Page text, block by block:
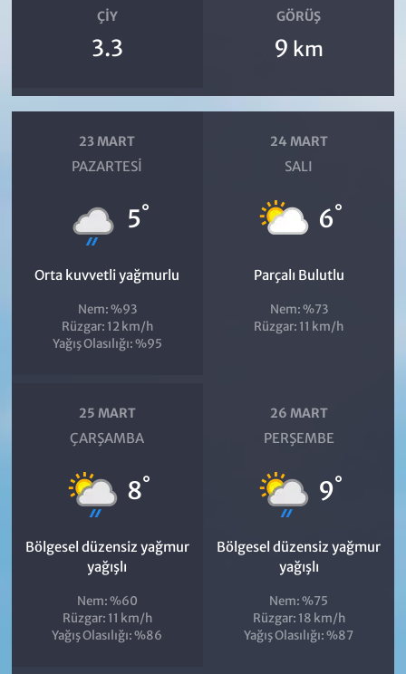
ÇIY
3.3
GÖRÜŞ
9 km
23 MART
PAZARTESI
5°
Orta kuvvetli yağmurlu
Nem: %93
Rüzgar: 12 km/h
Yağış Olasılığı: %95
24 MART
SALI
6°
Parçalı Bulutlu
Nem: %73
Rüzgar: 11 km/h
25 MART
ÇARŞAMBA
8°
Bölgesel düzensiz yağmur
yağışlı
Nem: %60
Rüzgar: 11 km/h
Yağış Olasılığı: %86
26 MART
PERŞEMBE
9°
Bölgesel düzensiz yağmur
yağışlı
Nem: %75
Rüzgar: 18 km/h
Yağış Olasılığı: %87